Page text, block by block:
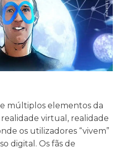
múltiplos elementos da
virtual, realidade
os utilizadores “vivem”
digital. Os fãs de